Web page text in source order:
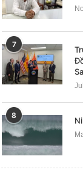
7
8